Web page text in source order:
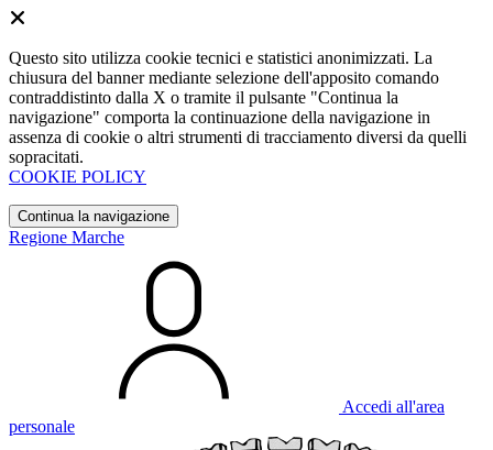
Questo sito utilizza cookie tecnici e statistici anonimizzati. La
chiusura del banner mediante selezione dell'apposito comando
contraddistinto dalla X o tramite il pulsante "Continua la
navigazione" comporta la continuazione della navigazione in
assenza di cookie o altri strumenti di tracciamento diversi da quelli
sopracitati.
COOKIE POLICY
Continua la navigazione
Regione Marche
Accedi all'area
personale